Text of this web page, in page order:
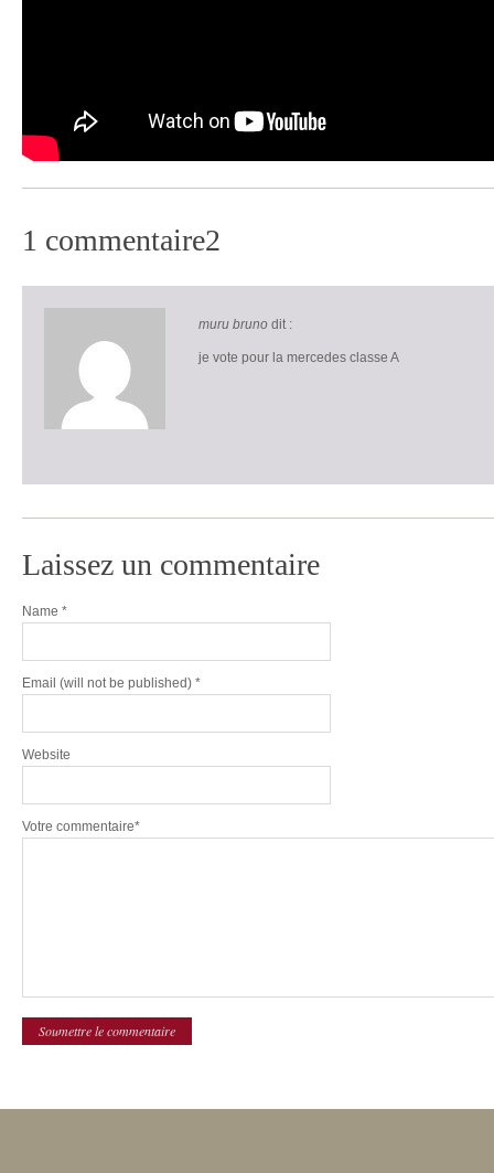
1 commentaire2
muru bruno dit :
je vote pour la mercedes classe A
Laissez un commentaire
Name *
Email (will not be published) *
Website
Votre commentaire*